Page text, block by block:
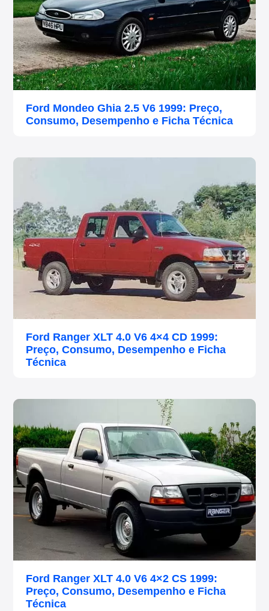
Ford Mondeo Ghia 2.5 V6 1999: Preço,
Consumo, Desempenho e Ficha Técnica
Ford Ranger XLT 4.0 V6 4×4 CD 1999:
Preço, Consumo, Desempenho e Ficha
Técnica
Ford Ranger XLT 4.0 V6 4×2 CS 1999:
Preço, Consumo, Desempenho e Ficha
Técnica